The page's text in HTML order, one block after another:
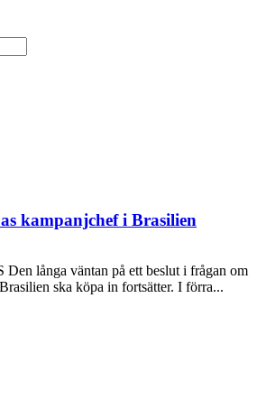
kampanjchef i Brasilien
långa väntan på ett beslut i frågan om
ska köpa in fortsätter. I förra...